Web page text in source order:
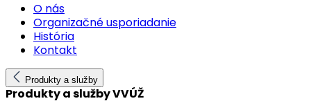
O nás
Organizačné usporiadanie
História
Kontakt
Produkty a služby
Produkty a služby VVÚŽ